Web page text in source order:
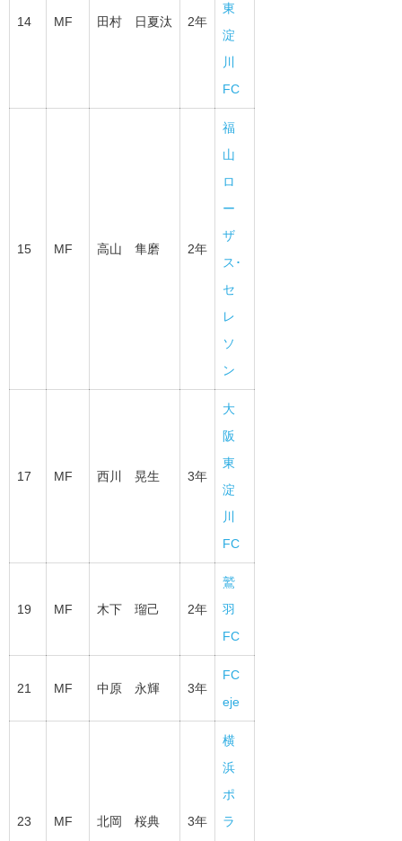
14 MF 田村 日夏汰 2年
東
淀
川
FC
15 MF 高山 隼磨 2年
福
山
ロ
ー
ザ
ス･
セ
レ
ソ
ン
17 MF 西川 晃生 3年
大
阪
東
淀
川
FC
19 MF 木下 瑠己 2年
鷲
羽
FC
21 MF 中原 永輝 3年
FC
eje
23 MF 北岡 桜典 3年
横
浜
ポ
ラ